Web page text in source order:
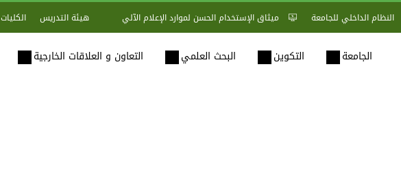
النظام الداخلي للجامعة ميثاق الإستخدام الحسن لموارد الإعلام الآلي هيئة التدريس الكليات
الجامعة التكوين البحث العلمي التعاون و العلاقات الخارجية